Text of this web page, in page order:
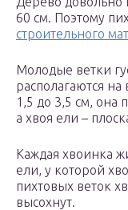
60 см. Поэтому
строительного
Молодые ветки
располагаются
1,5 до 3,5 см, она
а хвоя ели –
Каждая хвоинка
ели, у которой
пихтовых веток
высохнут.